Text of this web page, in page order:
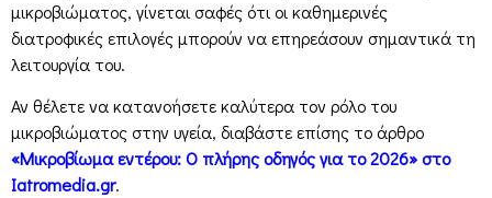
μικροβιώματος, γίνεται σαφές ότι οι καθημερινές
διατροφικές επιλογές μπορούν να επηρεάσουν σημαντικά τη
λειτουργία του.
Αν θέλετε να κατανοήσετε καλύτερα τον ρόλο του
μικροβιώματος στην υγεία, διαβάστε επίσης το άρθρο
«Μικροβίωμα εντέρου: Ο πλήρης οδηγός για το 2026» στο
Iatromedia.gr.